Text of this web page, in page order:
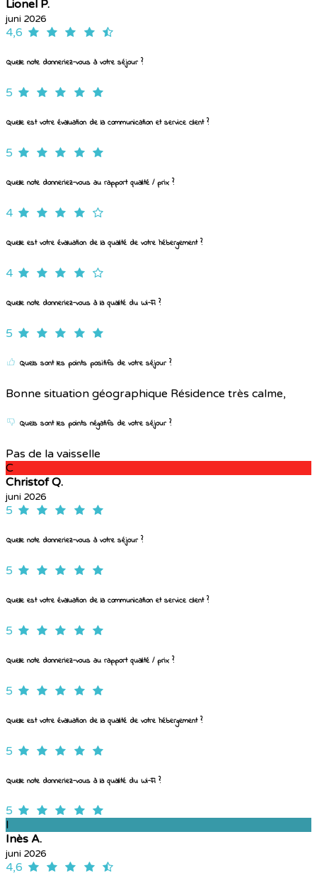
Lionel P.
juni 2026
4,6
Quelle note donneriez-vous à votre séjour ?
5
Quelle est votre évaluation de la communication et service client ?
5
Quelle note donneriez-vous au rapport qualité / prix ?
4
Quelle est votre évaluation de la qualité de votre hébergement ?
4
Quelle note donneriez-vous à la qualité du Wi-Fi ?
5
Quels sont les points positifs de votre séjour ?
Bonne situation géographique Résidence très calme,
Quels sont les points négatifs de votre séjour ?
Pas de la vaisselle
C
Christof Q.
juni 2026
5
Quelle note donneriez-vous à votre séjour ?
5
Quelle est votre évaluation de la communication et service client ?
5
Quelle note donneriez-vous au rapport qualité / prix ?
5
Quelle est votre évaluation de la qualité de votre hébergement ?
5
Quelle note donneriez-vous à la qualité du Wi-Fi ?
5
I
Inès A.
juni 2026
4,6